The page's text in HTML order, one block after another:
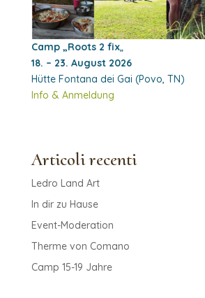
Camp „Roots 2 fix„
18. – 23. August 2026
Hütte Fontana dei Gai (Povo, TN)
Info & Anmeldung
Articoli recenti
Ledro Land Art
In dir zu Hause
Event-Moderation
Therme von Comano
Camp 15-19 Jahre